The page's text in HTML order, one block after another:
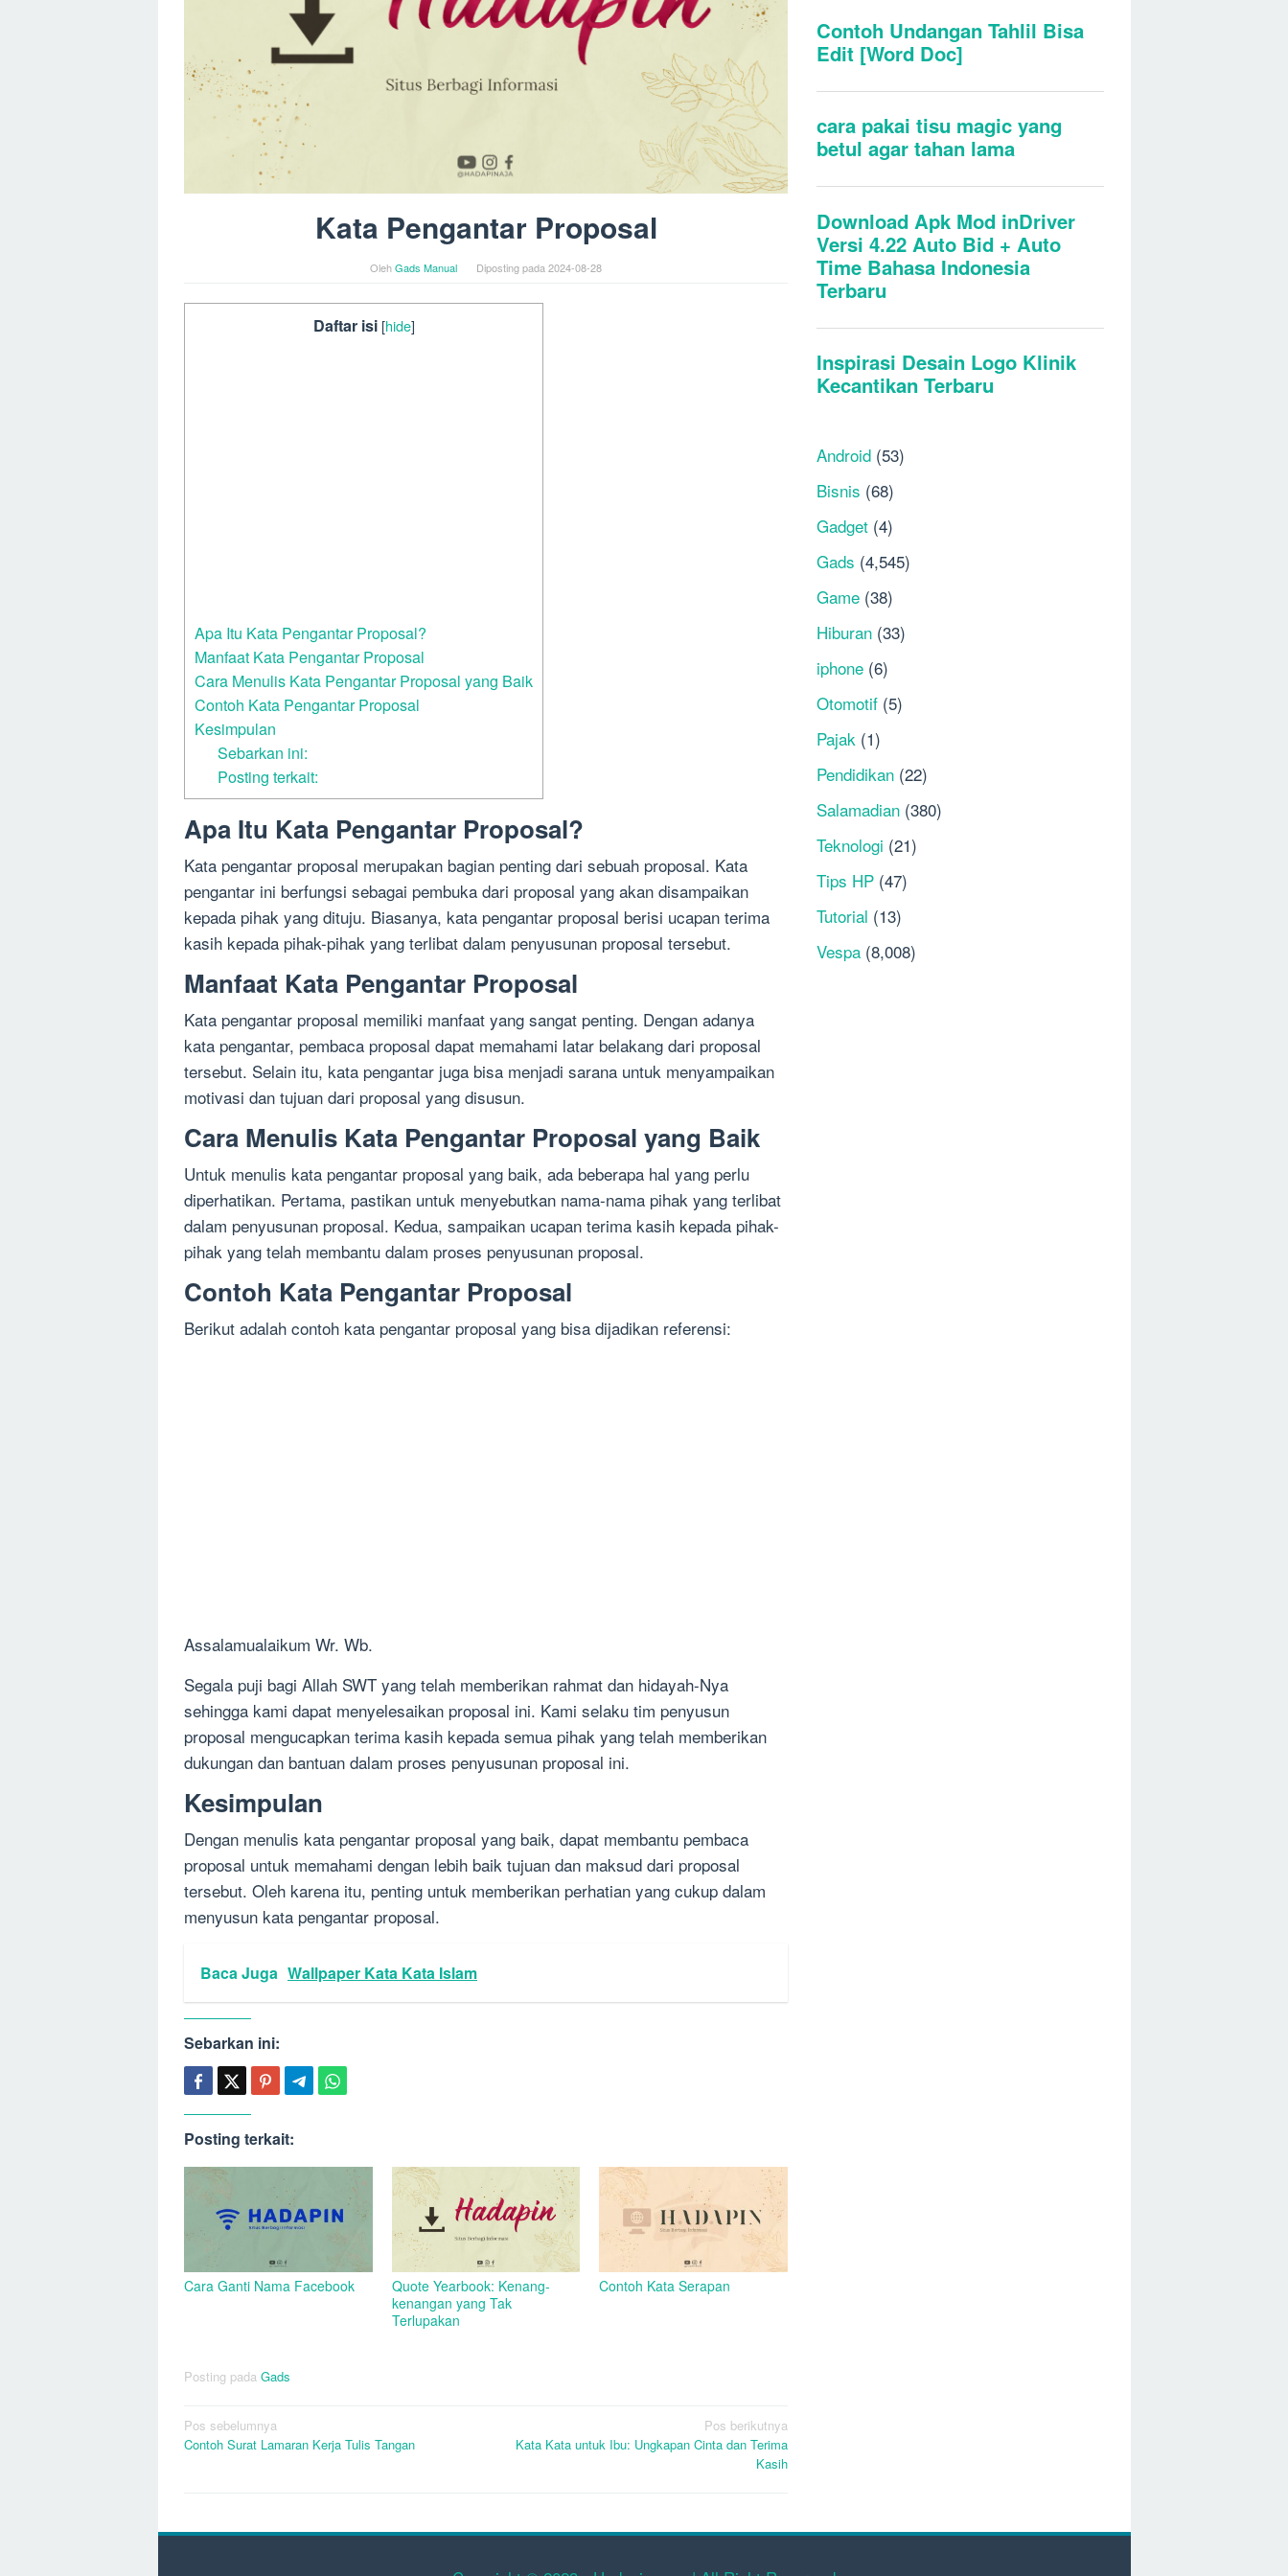
Kata Pengantar Proposal
OlehGads Manual Diposting pada2024-08-28
Daftar isi [hide]
Apa Itu Kata Pengantar Proposal?
Manfaat Kata Pengantar Proposal
Cara Menulis Kata Pengantar Proposal yang Baik
Contoh Kata Pengantar Proposal
Kesimpulan
Sebarkan ini:
Posting terkait:
Apa Itu Kata Pengantar Proposal?
Kata pengantar proposal merupakan bagian penting dari sebuah proposal. Kata
pengantar ini berfungsi sebagai pembuka dari proposal yang akan disampaikan
kepada pihak yang dituju. Biasanya, kata pengantar proposal berisi ucapan terima
kasih kepada pihak-pihak yang terlibat dalam penyusunan proposal tersebut.
Manfaat Kata Pengantar Proposal
Kata pengantar proposal memiliki manfaat yang sangat penting. Dengan adanya
kata pengantar, pembaca proposal dapat memahami latar belakang dari proposal
tersebut. Selain itu, kata pengantar juga bisa menjadi sarana untuk menyampaikan
motivasi dan tujuan dari proposal yang disusun.
Cara Menulis Kata Pengantar Proposal yang Baik
Untuk menulis kata pengantar proposal yang baik, ada beberapa hal yang perlu
diperhatikan. Pertama, pastikan untuk menyebutkan nama-nama pihak yang terlibat
dalam penyusunan proposal. Kedua, sampaikan ucapan terima kasih kepada pihak-
pihak yang telah membantu dalam proses penyusunan proposal.
Contoh Kata Pengantar Proposal
Berikut adalah contoh kata pengantar proposal yang bisa dijadikan referensi:
Assalamualaikum Wr. Wb.
Segala puji bagi Allah SWT yang telah memberikan rahmat dan hidayah-Nya
sehingga kami dapat menyelesaikan proposal ini. Kami selaku tim penyusun
proposal mengucapkan terima kasih kepada semua pihak yang telah memberikan
dukungan dan bantuan dalam proses penyusunan proposal ini.
Kesimpulan
Dengan menulis kata pengantar proposal yang baik, dapat membantu pembaca
proposal untuk memahami dengan lebih baik tujuan dan maksud dari proposal
tersebut. Oleh karena itu, penting untuk memberikan perhatian yang cukup dalam
menyusun kata pengantar proposal.
Baca Juga Wallpaper Kata Kata Islam
Sebarkan ini:
Posting terkait:
Cara Ganti Nama Facebook
Quote Yearbook: Kenang-
kenangan yang Tak
Terlupakan
Contoh Kata Serapan
Posting pada Gads
Navigasi
pos
Pos sebelumnya
Contoh Surat Lamaran Kerja Tulis Tangan
Pos berikutnya
Kata Kata untuk Ibu: Ungkapan Cinta dan Terima
Kasih
Android (53)
Bisnis (68)
Gadget (4)
Gads (4,545)
Game (38)
Hiburan (33)
iphone (6)
Otomotif (5)
Pajak (1)
Pendidikan (22)
Salamadian (380)
Teknologi (21)
Tips HP (47)
Tutorial (13)
Vespa (8,008)